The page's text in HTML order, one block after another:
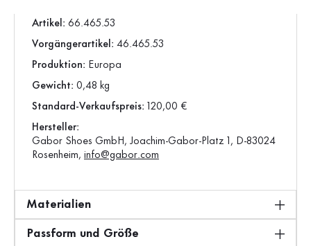
Artikel: 66.465.53
Vorgängerartikel: 46.465.53
Produktion: Europa
Gewicht: 0,48 kg
Standard-Verkaufspreis: 120,00 €
Hersteller:
Gabor Shoes GmbH, Joachim-Gabor-Platz 1, D-83024
Rosenheim, info@gabor.com
Materialien
Passform und Größe